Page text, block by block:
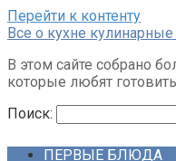
Перейти к контенту
Все о кухне
В этом сайте собрано
которые любят готовить
Поиск:
ПЕРВЫЕ БЛЮДА